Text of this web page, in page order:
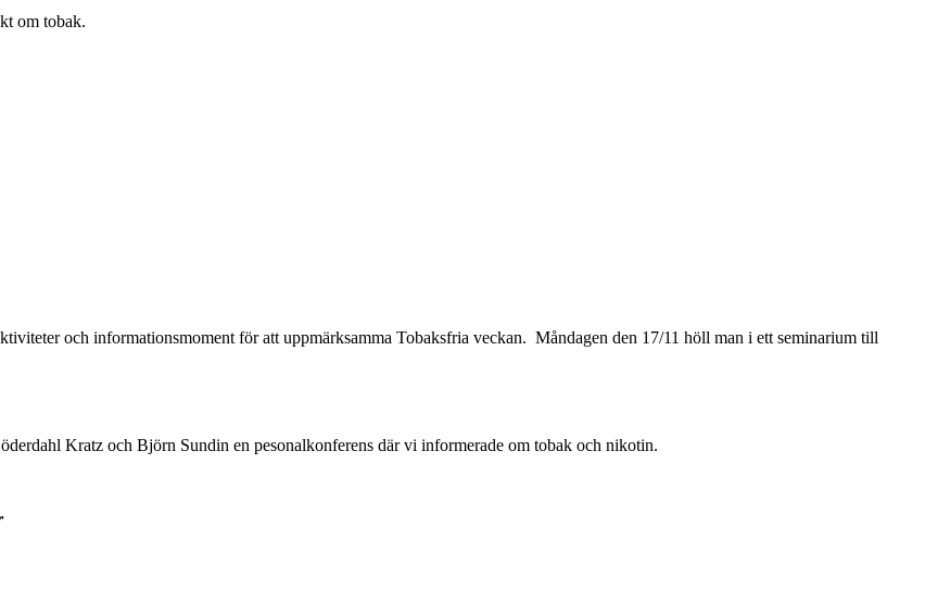
om tobak.
och informationsmoment för att uppmärksamma Tobaksfria veckan. Måndagen den 17/11 höll man i ett seminarium till
Kratz och Björn Sundin en pesonalkonferens där vi informerade om tobak och nikotin.